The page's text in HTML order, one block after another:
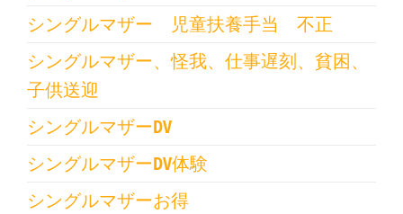
シングルマザー 児童扶養手当 不正
シングルマザー、怪我、仕事遅刻、貧困、
子供送迎
シングルマザーDV
シングルマザーDV体験
シングルマザーお得